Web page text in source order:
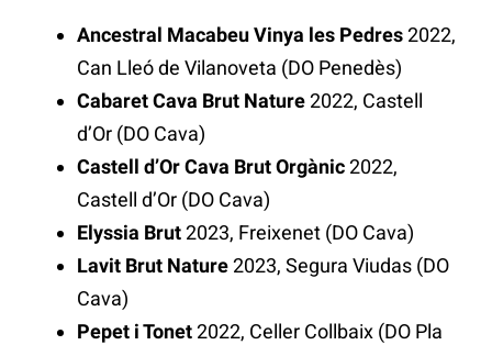
Ancestral Macabeu Vinya les Pedres2022,
Can Lleó de Vilanoveta (DO Penedès)
Cabaret Cava Brut Nature2022, Castell
d’Or (DO Cava)
Castell d’Or Cava Brut Orgànic2022,
Castell d’Or (DO Cava)
Elyssia Brut2023, Freixenet (DO Cava)
Lavit Brut Nature2023, Segura Viudas (DO
Cava)
Pepet i Tonet2022, Celler Collbaix (DO Pla